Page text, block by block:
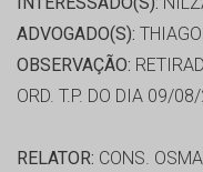
ADVOGADO(S):
OBSERVAÇÃO:
ORD. T.P. DO DIA 09/
RELATOR: CONS.